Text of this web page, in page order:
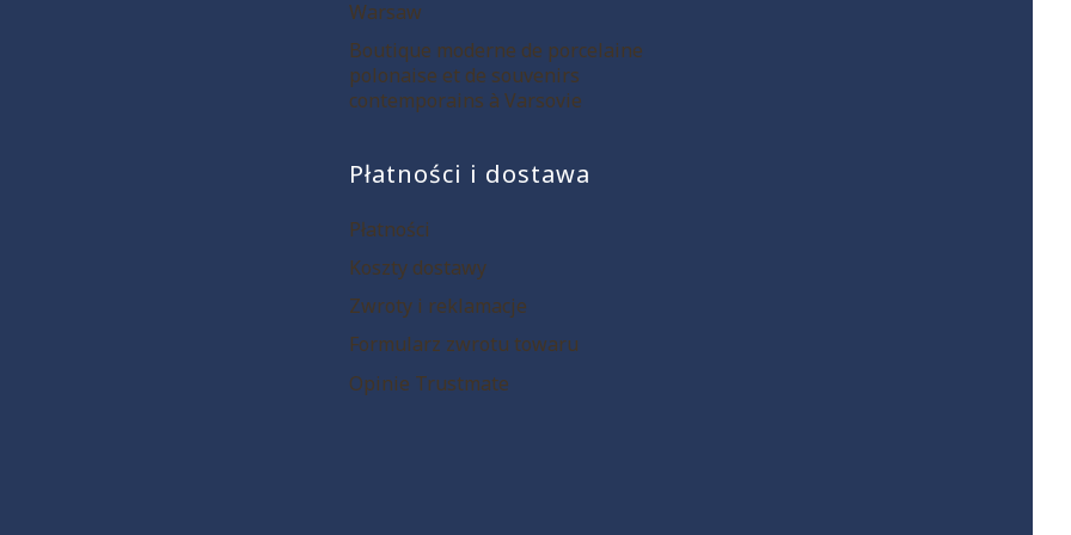
Warsaw
Boutique moderne de porcelaine
polonaise et de souvenirs
contemporains à Varsovie
Płatności i dostawa
Płatności
Koszty dostawy
Zwroty i reklamacje
Formularz zwrotu towaru
Opinie Trustmate